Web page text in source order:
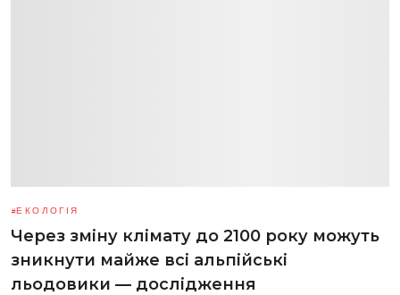
ЕКОЛОГІЯ
Через зміну клімату до 2100 року можуть
зникнути майже всі альпійські
льодовики — дослідження